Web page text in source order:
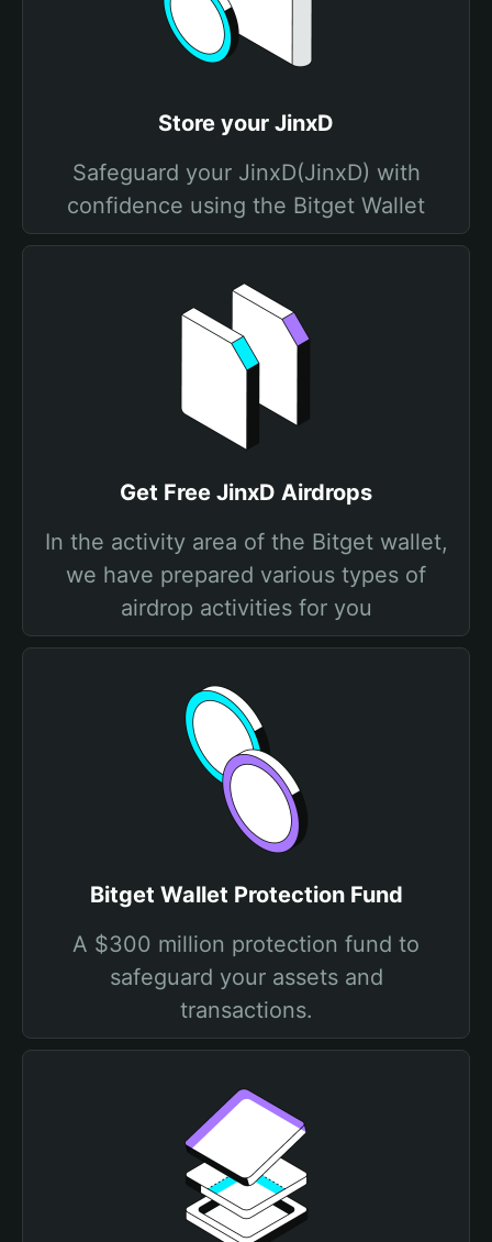
Store your JinxD
Safeguard your JinxD(JinxD) with
confidence using the Bitget Wallet
Get Free JinxD Airdrops
In the activity area of the Bitget wallet,
we have prepared various types of
airdrop activities for you
Bitget Wallet Protection Fund
A $300 million protection fund to
safeguard your assets and
transactions.